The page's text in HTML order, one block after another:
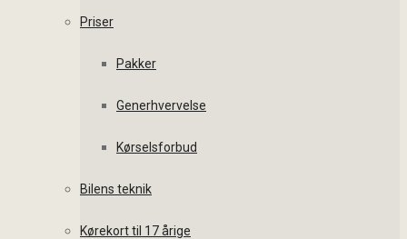
Priser
Pakker
Generhvervelse
Kørselsforbud
Bilens teknik
Kørekort til 17 årige